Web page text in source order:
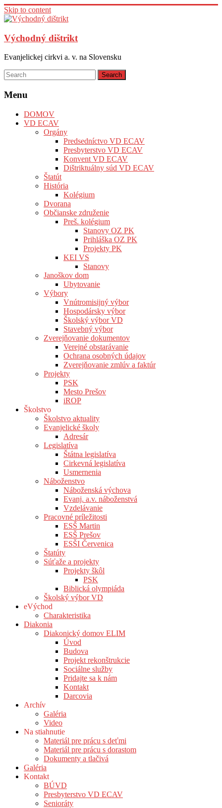
Skip to content
Východný dištrikt
Evanjelickej cirkvi a. v. na Slovensku
Menu
DOMOV
VD ECAV
Orgány
Predsedníctvo VD ECAV
Presbyterstvo VD ECAV
Konvent VD ECAV
Dištriktuálny súd VD ECAV
Štatút
História
Kolégium
Dvorana
Občianske združenie
Preš. kolégium
Stanovy OZ PK
Prihláška OZ PK
Projekty PK
KEI VS
Stanovy
Janoškov dom
Ubytovanie
Výbory
Vnútromisijný výbor
Hospodársky výbor
Školský výbor VD
Stavebný výbor
Zverejňovanie dokumentov
Verejné obstarávanie
Ochrana osobných údajov
Zverejňovanie zmlúv a faktúr
Projekty
PSK
Mesto Prešov
iROP
Školstvo
Školstvo aktuality
Evanjelické školy
Adresár
Legislatíva
Štátna legislatíva
Cirkevná legislatíva
Usmernenia
Náboženstvo
Náboženská výchova
Evanj. a.v. náboženstvá
Vzdelávanie
Pracovné príležitosti
ESŠ Martin
ESŠ Prešov
ESŠI Červenica
Štatúty
Súťaže a projekty
Projekty škôl
PSK
Biblická olympiáda
Školský výbor VD
eVýchod
Charakteristika
Diakonia
Diakonický domov ELIM
Úvod
Budova
Projekt rekonštrukcie
Sociálne služby
Pridajte sa k nám
Kontakt
Darcovia
Archív
Galéria
Video
Na stiahnutie
Materiál pre prácu s deťmi
Materiál pre prácu s dorastom
Dokumenty a tlačivá
Galéria
Kontakt
BÚVD
Presbyterstvo VD ECAV
Senioráty